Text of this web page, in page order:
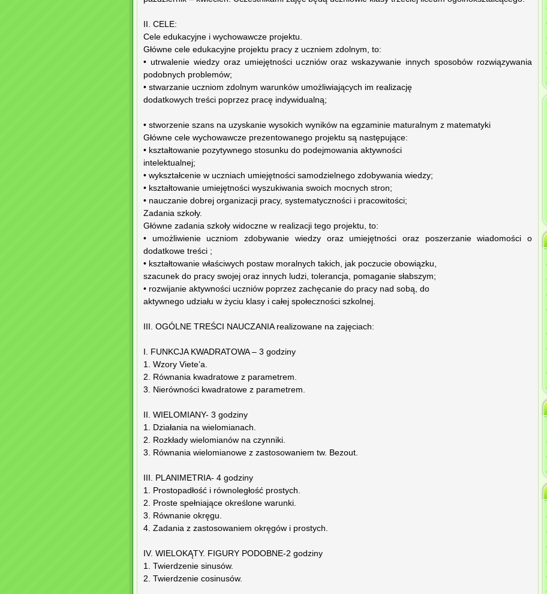
II. CELE:
Cele edukacyjne i wychowawcze projektu.
Główne cele edukacyjne projektu pracy z uczniem zdolnym, to:
• utrwalenie wiedzy oraz umiejętności uczniów oraz wskazywanie innych sposobów rozwiązywania
podobnych problemów;
• stwarzanie uczniom zdolnym warunków umożliwiających im realizację
dodatkowych treści poprzez pracę indywidualną;
• stworzenie szans na uzyskanie wysokich wyników na egzaminie maturalnym z matematyki
Główne cele wychowawcze prezentowanego projektu są następujące:
• kształtowanie pozytywnego stosunku do podejmowania aktywności
intelektualnej;
• wykształcenie w uczniach umiejętności samodzielnego zdobywania wiedzy;
• kształtowanie umiejętności wyszukiwania swoich mocnych stron;
• nauczanie dobrej organizacji pracy, systematyczności i pracowitości;
Zadania szkoły.
Główne zadania szkoły widoczne w realizacji tego projektu, to:
• umożliwienie uczniom zdobywanie wiedzy oraz umiejętności oraz poszerzanie wiadomości o
dodatkowe treści ;
• kształtowanie właściwych postaw moralnych takich, jak poczucie obowiązku,
szacunek do pracy swojej oraz innych ludzi, tolerancja, pomaganie słabszym;
• rozwijanie aktywności uczniów poprzez zachęcanie do pracy nad sobą, do
aktywnego udziału w życiu klasy i całej społeczności szkolnej.
III. OGÓLNE TREŚCI NAUCZANIA realizowane na zajęciach:
I. FUNKCJA KWADRATOWA – 3 godziny
1. Wzory Viete’a.
2. Równania kwadratowe z parametrem.
3. Nierówności kwadratowe z parametrem.
II. WIELOMIANY- 3 godziny
1. Działania na wielomianach.
2. Rozkłady wielomianów na czynniki.
3. Równania wielomianowe z zastosowaniem tw. Bezout.
III. PLANIMETRIA- 4 godziny
1. Prostopadłość i równoległość prostych.
2. Proste spełniające określone warunki.
3. Równanie okręgu.
4. Zadania z zastosowaniem okręgów i prostych.
IV. WIELOKĄTY. FIGURY PODOBNE-2 godziny
1. Twierdzenie sinusów.
2. Twierdzenie cosinusów.